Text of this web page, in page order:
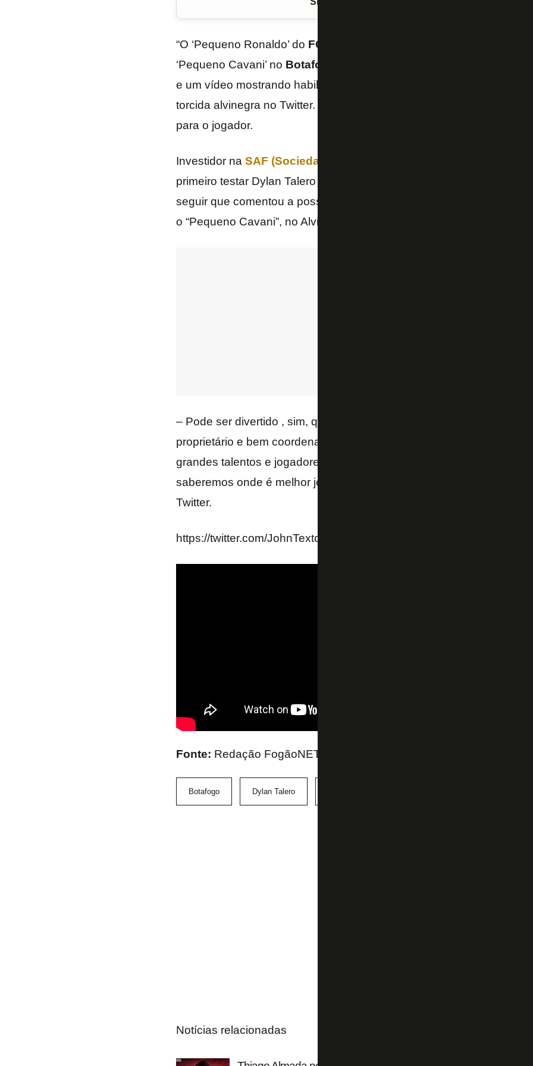
“O ‘Pequeno Ronaldo’ do FC Florida
‘Pequeno Cavani’ no Botafogo
e um vídeo mostrando habilidades da promessa colombiana,
torcida alvinegra no Twitter. Neste sábado, o empresário americano
para o jogador.
Investidor naSAF (Sociedade Anônima do Futebol)
primeiro testar Dylan Talero no
seguir que comentou a possibilidade de a promessa jogar com
o “Pequeno Cavani”, no Alvinegro.
– Pode ser divertido , sim, quando ele estiver pronto. Na Bélgica,
proprietário e bem coordenado com o nosso clube, vamos testar o
grandes talentos e jogadores da 1ª equipe e avaliar melhor o seu
saberemos onde é melhor jogar. O tempo deve estar certo –
Twitter.
https://twitter.com/JohnTextor/status/1489817176567689216
Fonte: Redação FogãoNET e Twitter do John Textor
Botafogo Dylan Talero
Notícias relacionadas